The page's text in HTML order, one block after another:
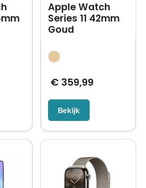
Apple Watch
Series 11 42mm
Goud
€ 359,99
Bekijk